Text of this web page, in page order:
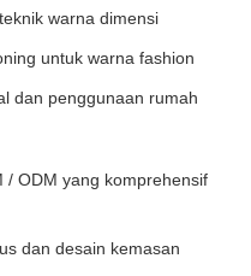
warna dimensi
untuk warna fashion
dan penggunaan rumah
/ ODM yang komprehensif
dan desain kemasan